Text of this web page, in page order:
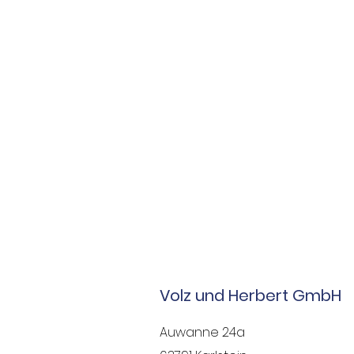
Volz und Herbert GmbH
Auwanne 24a